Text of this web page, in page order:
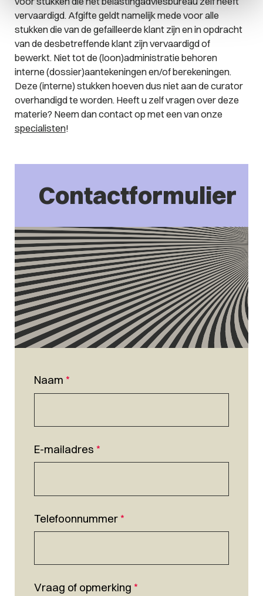
vervaardigd. Afgifte geldt namelijk mede voor alle
stukken die van de gefailleerde klant zijn en in opdracht
van de desbetreffende klant zijn vervaardigd of
bewerkt. Niet tot de (loon)administratie behoren
interne (dossier)aantekeningen en/of berekeningen.
Deze (interne) stukken hoeven dus niet aan de curator
overhandigd te worden. Heeft u zelf vragen over deze
materie? Neem dan contact op met een van onze
specialisten!
Contactformulier
Naam *
E-mailadres *
Telefoonnummer*
Vraag of opmerking *